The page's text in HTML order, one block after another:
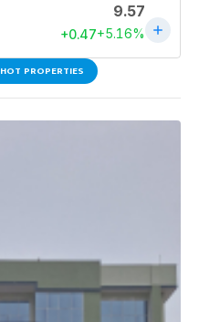
HOT PROPERTIES